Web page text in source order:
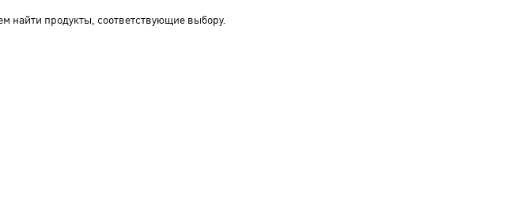
найти продукты, соответствующие выбору.